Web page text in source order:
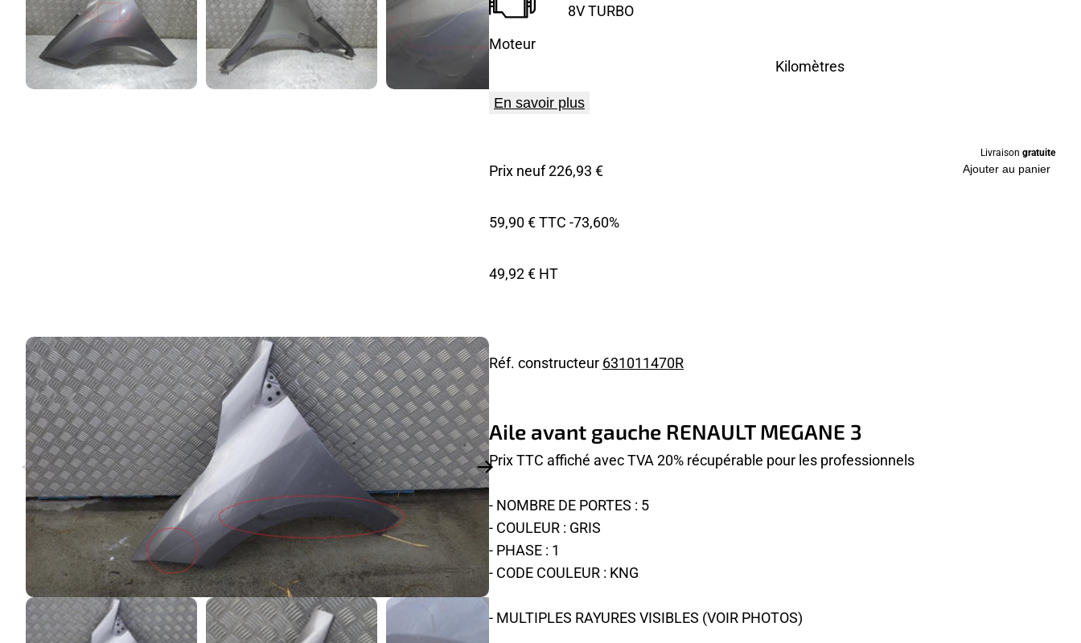
Moteur
8V TURBO
Kilomètres
En savoir plus
Prix neuf 226,93 €
59,90 € TTC -73,60%
49,92 € HT
Livraison gratuite
Ajouter au panier
Réf. constructeur 631011470R
Aile avant gauche RENAULT MEGANE 3
Prix TTC affiché avec TVA 20% récupérable pour les professionnels
- NOMBRE DE PORTES : 5
- COULEUR : GRIS
- PHASE : 1
- CODE COULEUR : KNG
- MULTIPLES RAYURES VISIBLES (VOIR PHOTOS)